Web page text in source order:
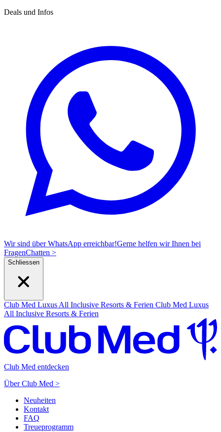
Deals und Infos
Wir sind über WhatsApp erreichbar!Gerne helfen wir Ihnen bei
FragenChatten >
Schliessen
Club Med Luxus All Inclusive Resorts & Ferien Club Med Luxus
All Inclusive Resorts & Ferien
Club Med entdecken
Über Club Med >
Neuheiten
Kontakt
FAQ
Treueprogramm